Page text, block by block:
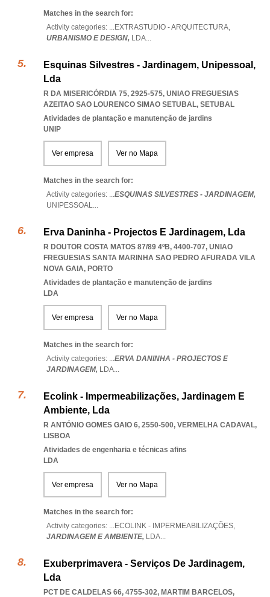
Matches in the search for:
Activity categories: ...EXTRASTUDIO - ARQUITECTURA,
URBANISMO E DESIGN, LDA...
Esquinas Silvestres - Jardinagem, Unipessoal,
Lda
R DA MISERICÓRDIA 75, 2925-575, UNIAO FREGUESIAS
AZEITAO SAO LOURENCO SIMAO SETUBAL, SETUBAL
Atividades de plantação e manutenção de jardins
UNIP
Ver empresa Ver no Mapa
Matches in the search for:
Activity categories: ...ESQUINAS SILVESTRES - JARDINAGEM,
UNIPESSOAL...
Erva Daninha - Projectos E Jardinagem, Lda
R DOUTOR COSTA MATOS 87/89 4ºB, 4400-707, UNIAO
FREGUESIAS SANTA MARINHA SAO PEDRO AFURADA VILA
NOVA GAIA, PORTO
Atividades de plantação e manutenção de jardins
LDA
Ver empresa Ver no Mapa
Matches in the search for:
Activity categories: ...ERVA DANINHA - PROJECTOS E
JARDINAGEM, LDA...
Ecolink - Impermeabilizações, Jardinagem E
Ambiente, Lda
R ANTÓNIO GOMES GAIO 6, 2550-500, VERMELHA CADAVAL,
LISBOA
Atividades de engenharia e técnicas afins
LDA
Ver empresa Ver no Mapa
Matches in the search for:
Activity categories: ...ECOLINK - IMPERMEABILIZAÇÕES,
JARDINAGEM E AMBIENTE, LDA...
Exuberprimavera - Serviços De Jardinagem,
Lda
PCT DE CALDELAS 66, 4755-302, MARTIM BARCELOS,